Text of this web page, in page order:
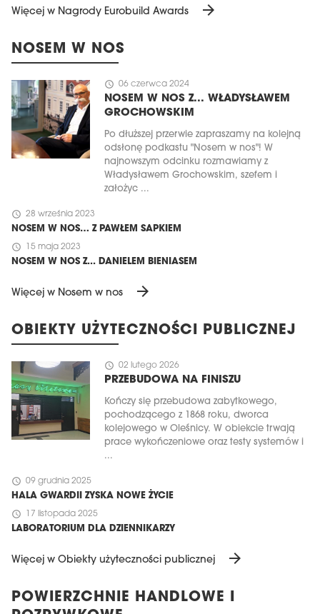
Więcej w Nagrody Eurobuild Awards arrow_forward
NOSEM W NOS
schedule 06 czerwca 2024
NOSEM W NOS Z... WŁADYSŁAWEM
GROCHOWSKIM
Po dłuższej przerwie zapraszamy na kolejną
odsłonę podkastu "Nosem w nos"! W
najnowszym odcinku rozmawiamy z
Władysławem Grochowskim, szefem i
założyc ...
schedule 28 września 2023
NOSEM W NOS… Z PAWŁEM SAPKIEM
schedule 15 maja 2023
NOSEM W NOS Z... DANIELEM BIENIASEM
Więcej w Nosem w nos arrow_forward
OBIEKTY UŻYTECZNOŚCI PUBLICZNEJ
schedule 02 lutego 2026
PRZEBUDOWA NA FINISZU
Kończy się przebudowa zabytkowego,
pochodzącego z 1868 roku, dworca
kolejowego w Oleśnicy. W obiekcie trwają
prace wykończeniowe oraz testy systemów i
...
schedule 09 grudnia 2025
HALA GWARDII ZYSKA NOWE ŻYCIE
schedule 17 listopada 2025
LABORATORIUM DLA DZIENNIKARZY
Więcej w Obiekty użyteczności publicznej arrow_forward
POWIERZCHNIE HANDLOWE I